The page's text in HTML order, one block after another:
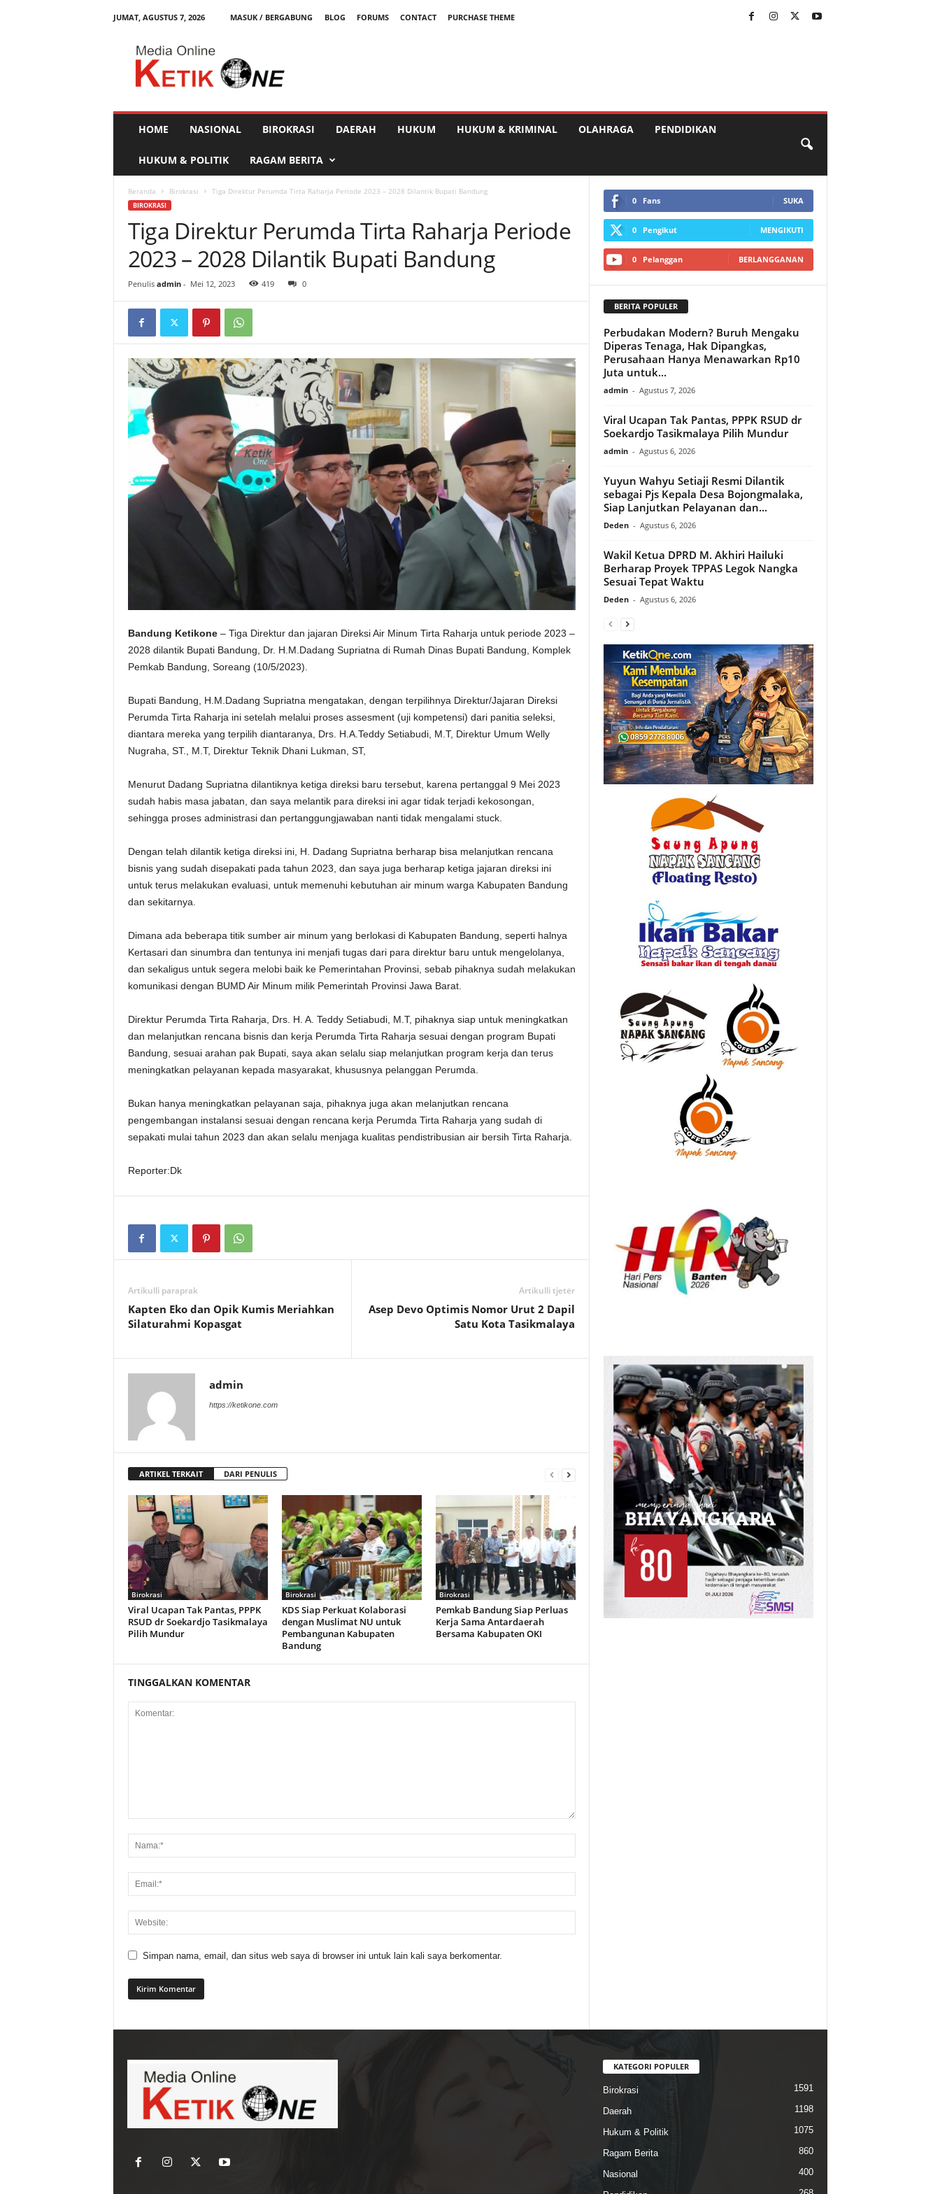
JUMAT, AGUSTUS 7, 2026 MASUK / BERGABUNG BLOG FORUMS CONTACT
PURCHASE THEME
HOME NASIONAL BIROKRASI DAERAH HUKUM HUKUM & KRIMINAL OLAHRAGA PENDIDIKAN
HUKUM & POLITIK RAGAM BERITA
Beranda Birokrasi Tiga Direktur Perumda Tirta Raharja Periode 2023 – 2028 Dilantik Bupati Bandung
BIROKRASI
Tiga Direktur Perumda Tirta Raharja Periode
2023 – 2028 Dilantik Bupati Bandung
Penulis admin- Mei 12, 2023 419 0
Bandung Ketikone– Tiga Direktur dan jajaran Direksi Air Minum Tirta Raharja untuk periode 2023 –
2028 dilantik Bupati Bandung, Dr. H.M.Dadang Supriatna di Rumah Dinas Bupati Bandung, Komplek
Pemkab Bandung, Soreang (10/5/2023).
Bupati Bandung, H.M.Dadang Supriatna mengatakan, dengan terpilihnya Direktur/Jajaran Direksi
Perumda Tirta Raharja ini setelah melalui proses assesment (uji kompetensi) dari panitia seleksi,
diantara mereka yang terpilih diantaranya, Drs. H.A.Teddy Setiabudi, M.T, Direktur Umum Welly
Nugraha, ST., M.T, Direktur Teknik Dhani Lukman, ST,
Menurut Dadang Supriatna dilantiknya ketiga direksi baru tersebut, karena pertanggal 9 Mei 2023
sudah habis masa jabatan, dan saya melantik para direksi ini agar tidak terjadi kekosongan,
sehingga proses administrasi dan pertanggungjawaban nanti tidak mengalami stuck.
Dengan telah dilantik ketiga direksi ini, H. Dadang Supriatna berharap bisa melanjutkan rencana
bisnis yang sudah disepakati pada tahun 2023, dan saya juga berharap ketiga jajaran direksi ini
untuk terus melakukan evaluasi, untuk memenuhi kebutuhan air minum warga Kabupaten Bandung
dan sekitarnya.
Dimana ada beberapa titik sumber air minum yang berlokasi di Kabupaten Bandung, seperti halnya
Kertasari dan sinumbra dan tentunya ini menjafi tugas dari para direktur baru untuk mengelolanya,
dan sekaligus untuk segera melobi baik ke Pemerintahan Provinsi, sebab pihaknya sudah melakukan
komunikasi dengan BUMD Air Minum milik Pemerintah Provinsi Jawa Barat.
Direktur Perumda Tirta Raharja, Drs. H. A. Teddy Setiabudi, M.T, pihaknya siap untuk meningkatkan
dan melanjutkan rencana bisnis dan kerja Perumda Tirta Raharja sesuai dengan program Bupati
Bandung, sesuai arahan pak Bupati, saya akan selalu siap melanjutkan program kerja dan terus
meningkatkan pelayanan kepada masyarakat, khususnya pelanggan Perumda.
Bukan hanya meningkatkan pelayanan saja, pihaknya juga akan melanjutkan rencana
pengembangan instalansi sesuai dengan rencana kerja Perumda Tirta Raharja yang sudah di
sepakati mulai tahun 2023 dan akan selalu menjaga kualitas pendistribusian air bersih Tirta Raharja.
Reporter:Dk
Artikulli paraprak
Kapten Eko dan Opik Kumis Meriahkan
Silaturahmi Kopasgat
Artikulli tjetër
Asep Devo Optimis Nomor Urut 2 Dapil
Satu Kota Tasikmalaya
admin
https://ketikone.com
ARTIKEL TERKAIT DARI PENULIS
Birokrasi
Viral Ucapan Tak Pantas, PPPK
RSUD dr Soekardjo Tasikmalaya
Pilih Mundur
Birokrasi
KDS Siap Perkuat Kolaborasi
dengan Muslimat NU untuk
Pembangunan Kabupaten
Bandung
Birokrasi
Pemkab Bandung Siap Perluas
Kerja Sama Antardaerah
Bersama Kabupaten OKI
TINGGALKAN KOMENTAR
Simpan nama, email, dan situs web saya di browser ini untuk lain kali saya berkomentar.
0 Fans SUKA
0 Pengikut MENGIKUTI
0 Pelanggan BERLANGGANAN
BERITA POPULER
Perbudakan Modern? Buruh Mengaku
Diperas Tenaga, Hak Dipangkas,
Perusahaan Hanya Menawarkan Rp10
Juta untuk...
admin - Agustus 7, 2026
Viral Ucapan Tak Pantas, PPPK RSUD dr
Soekardjo Tasikmalaya Pilih Mundur
admin - Agustus 6, 2026
Yuyun Wahyu Setiaji Resmi Dilantik
sebagai Pjs Kepala Desa Bojongmalaka,
Siap Lanjutkan Pelayanan dan...
Deden - Agustus 6, 2026
Wakil Ketua DPRD M. Akhiri Hailuki
Berharap Proyek TPPAS Legok Nangka
Sesuai Tepat Waktu
Deden - Agustus 6, 2026
KATEGORI POPULER
Birokrasi 1591
Daerah 1198
Hukum & Politik 1075
Ragam Berita 860
Nasional 400